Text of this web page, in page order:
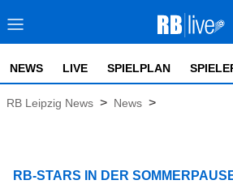
NEWS LIVE SPIELPLAN
RB Leipzig News > News >
RB-STARS IN DER